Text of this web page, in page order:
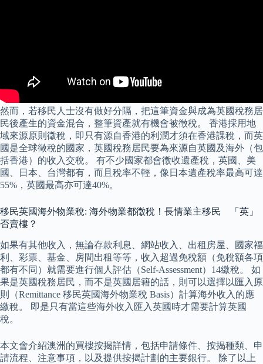
然而，若移民人士沒有做好分隔，把這筆資金與成為英國稅務居
民後產生的資金混合，整筆資產就有機會被徵稅。 香港採用地
域來源原則徵稅，即只有源自香港的利潤才須在香港課稅，而英
國是全球徵稅的國家，英國稅務居民要為來源自英國及海外（包
括香港）的收入交稅。 有不少國家都會徵收遺產稅，英國、美
國、日本、台灣都有，而且稅率不輕，像日本遺產稅率最高可達
55%，英國最高亦可達40%。
移民英國海外物業稅: 海外物業都徵稅！長情業主移民 「英」
否賣樓？
如果有其他收入，無論存款利息、網站收入、出租房屋、國家福
利、彩票、基金、房間出租等等，收入超過免稅額（免稅額各項
都有不同）就需要進行個人評估（Self-Assessment）14繳稅。 如
果是英國稅務居民，而不是英國居籍的話，則可以選擇以匯入原
則（Remittance 移民英國海外物業稅 Basis）計算海外收入的應
繳稅。 即是只有當這些海外收入匯入英國時才需要計算英國
稅。
本文會介紹澳洲的買樓按揭詳情，包括申請條件、按揭種類、申
請流程、注意事項，以及提供按揭計劃的主要銀行。 除了以上